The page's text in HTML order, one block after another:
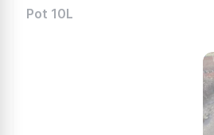
Pot 10L